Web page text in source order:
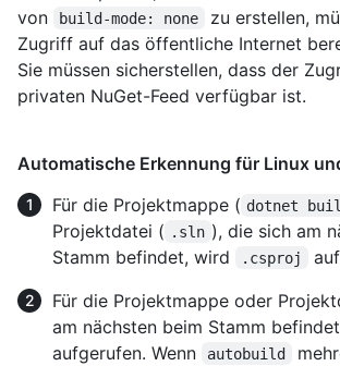
von
build-mode: none
zu erstellen,
Zugriff auf das öffentliche Internet
Sie müssen sicherstellen, dass der
privaten NuGet-Feed verfügbar ist.
Automatische Erkennung für Linux
Für die Projektmappe ( dotnet
Projektdatei ( .sln ), die sich am
Stamm befindet, wird
.csproj
Für die Projektmappe oder
am nächsten beim Stamm
aufgerufen. Wenn autobuild